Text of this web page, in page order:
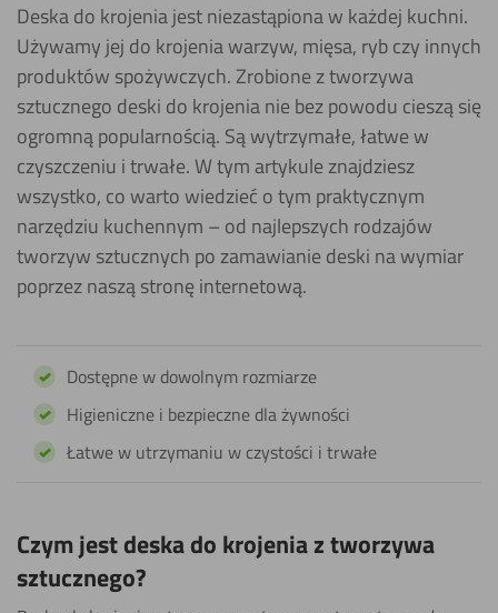
Deska do krojenia jest niezastąpiona w każdej kuchni.
Używamy jej do krojenia warzyw, mięsa, ryb czy innych
produktów spożywczych. Zrobione z tworzywa
sztucznego deski do krojenia nie bez powodu cieszą się
ogromną popularnością. Są wytrzymałe, łatwe w
czyszczeniu i trwałe. W tym artykule znajdziesz
wszystko, co warto wiedzieć o tym praktycznym
narzędziu kuchennym – od najlepszych rodzajów
tworzyw sztucznych po zamawianie deski na wymiar
poprzez naszą stronę internetową.
Dostępne w dowolnym rozmiarze
Higieniczne i bezpieczne dla żywności
Łatwe w utrzymaniu w czystości i trwałe
Czym jest deska do krojenia z tworzywa
sztucznego?